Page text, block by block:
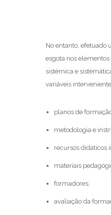
No entanto, efetuado
esgota nos
sistémica e
variáveis
planos de
metodologia e
recursos didáticos
materiais
formadores;
avaliação da